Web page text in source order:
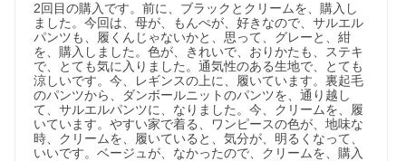
2回目の購入です。前に、ブラックとクリームを、購入し
ました。今回は、母が、もんぺが、好きなので、サルエル
パンツも、履くんじゃないかと、思って、グレーと、紺
を、購入しました。色が、きれいで、おりかたも、ステキ
で、とても気に入りました。通気性のある生地で、とても
涼しいです。今、レギンスの上に、履いています。裏起毛
のパンツから、ダンボールニットのパンツを、通り越し
て、サルエルパンツに、なりました。今、クリームを、履
いています。やすい家で着る、ワンピースの色が、地味な
時、クリームを、履いていると、気分が、明るくなって、
いいです。ベージュが、なかったので、クリームを、購入